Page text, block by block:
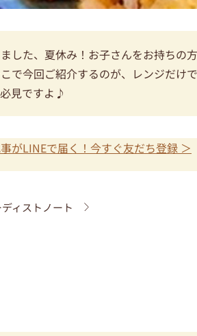
した、夏休み！お子さんをお持ちの
で今回ご紹介するのが、レンジだけ
見ですよ♪
がLINEで届く！今すぐ友だち登録 ＞
ィストノート